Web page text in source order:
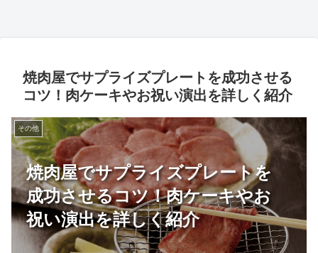
焼肉屋でサプライズプレートを成功させる
コツ！肉ケーキやお祝い演出を詳しく紹介
焼肉屋でサプライズプレートを
成功させるコツ！肉ケーキやお
祝い演出を詳しく紹介
その他